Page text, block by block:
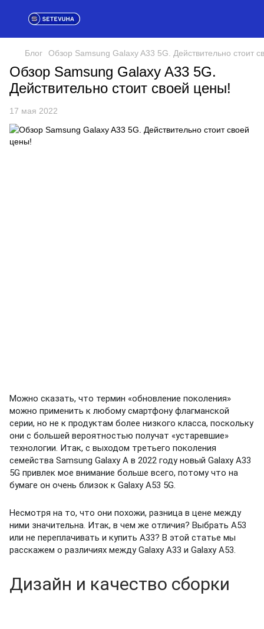
Блог Обзор Samsung Galaxy A33 5G. Действительно стоит
Обзор Samsung Galaxy A33 5G.
Действительно стоит своей цены!
17 мая 2022
Можно сказать, что термин «обновление поколения»
можно применить к любому смартфону флагманской
серии, но не к продуктам более низкого класса, поскольку
они с большей вероятностью получат «устаревшие»
технологии. Итак, с выходом третьего поколения
семейства Samsung Galaxy A в 2022 году новый Galaxy A33
5G привлек мое внимание больше всего, потому что на
бумаге он очень близок к Galaxy A53 5G.
Несмотря на то, что они похожи, разница в цене между
ними значительна. Итак, в чем же отличия? Выбрать А53
или не переплачивать и купить А33? В этой статье мы
расскажем о различиях между Galaxy A33 и Galaxy A53.
Дизайн и качество сборки